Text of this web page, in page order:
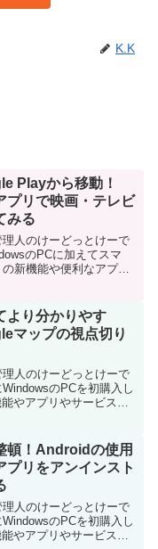
K.K
Playから移動！
プリで映画・テレビ
みる
人のけーどっとけーで
のPCに加えてスマ
新機能や便利なアプリ
介しています。ほぼ毎
す...
より分かりやす
マップの視点切り
理人のけーどっとけーで
のPCを初購入し
やアプリやサービスな
能や便利なアプリを使
頓！Androidの使用
プリをアンインスト
人のけーどっとけーで
のPCを初購入し
やアプリやサービスに